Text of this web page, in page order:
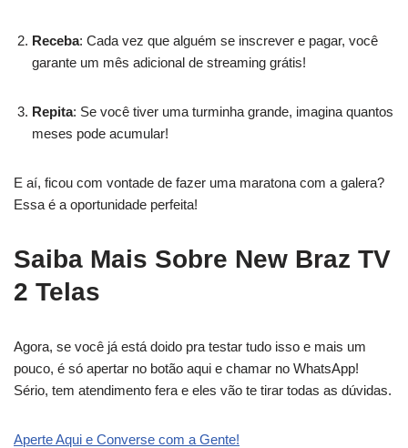
Receba: Cada vez que alguém se inscrever e pagar, você
garante um mês adicional de streaming grátis!
Repita: Se você tiver uma turminha grande, imagina quantos
meses pode acumular!
E aí, ficou com vontade de fazer uma maratona com a galera?
Essa é a oportunidade perfeita!
Saiba Mais Sobre New Braz TV
2 Telas
Agora, se você já está doido pra testar tudo isso e mais um
pouco, é só apertar no botão aqui e chamar no WhatsApp!
Sério, tem atendimento fera e eles vão te tirar todas as dúvidas.
Aperte Aqui e Converse com a Gente!